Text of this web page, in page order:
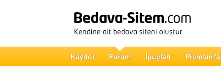
Kaydol Forum İpuçları